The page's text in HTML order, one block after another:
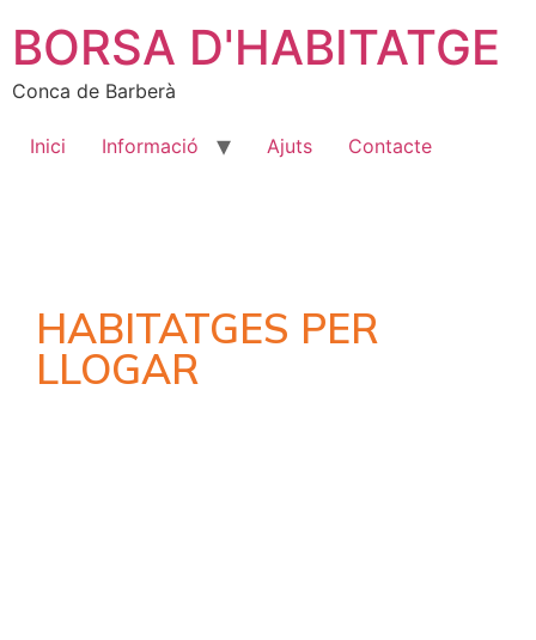
BORSA D'HABITATGE
Conca de Barberà
Inici Informació Ajuts Contacte
HABITATGES PER
LLOGAR